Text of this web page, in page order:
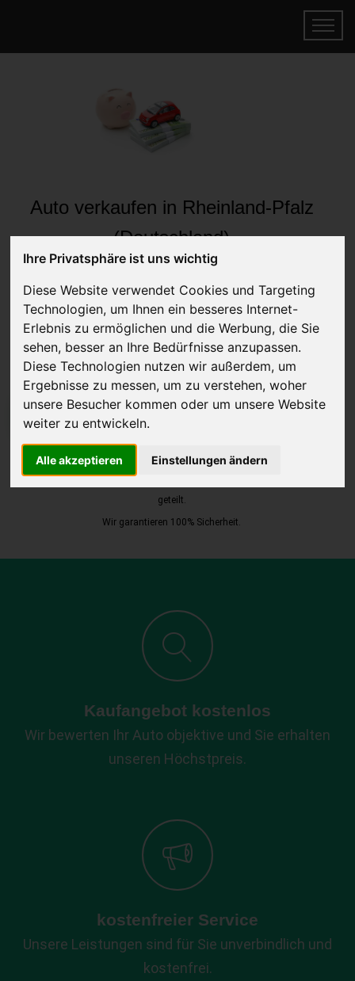
Ihre Privatsphäre ist uns wichtig
Diese Website verwendet Cookies und Targeting
Technologien, um Ihnen ein besseres Internet-
Erlebnis zu ermöglichen und die Werbung, die Sie
sehen, besser an Ihre Bedürfnisse anzupassen.
Diese Technologien nutzen wir außerdem, um
Ergebnisse zu messen, um zu verstehen, woher
unsere Besucher kommen oder um unsere Website
weiter zu entwickeln.
Alle akzeptieren Einstellungen ändern
Auto verkaufen in Rheinland-Pfalz
(Deutschland)
Online Auto verkaufen & gratis abholen
lassen
JETZT KOSTENLOSE BEWERTUNG
Kostenloses Angebot
für den Ankauf Ihres Autos inklusive der
Abholung, auf Wunsch sofort Geld. Ihre Daten werden nicht mit Dritten
geteilt.
Wir garantieren 100% Sicherheit.
Kaufangebot kostenlos
Wir bewerten Ihr Auto objektive und Sie erhalten
unseren Höchstpreis.
kostenfreier Service
Unsere Leistungen sind für Sie unverbindlich und
kostenfrei.